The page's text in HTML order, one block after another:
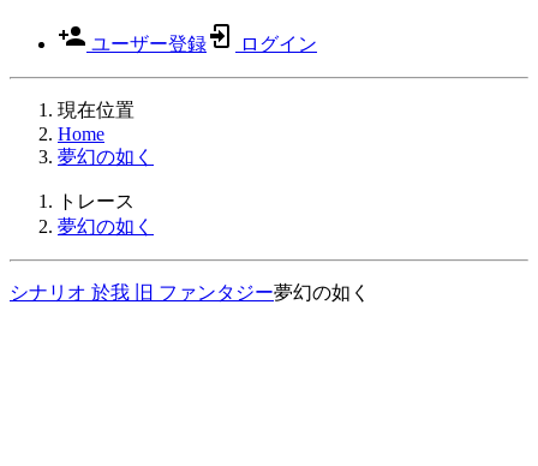
ユーザー登録 ログイン
現在位置
Home
夢幻の如く
トレース
夢幻の如く
シナリオ 於我 旧 ファンタジー夢幻の如く